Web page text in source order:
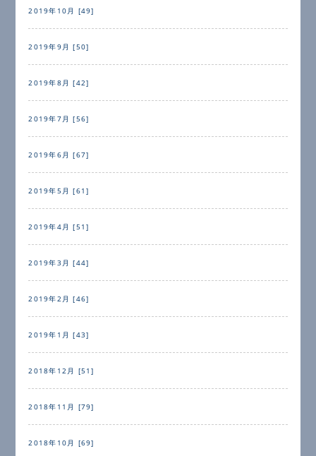
2019年10月 [49]
2019年9月 [50]
2019年8月 [42]
2019年7月 [56]
2019年6月 [67]
2019年5月 [61]
2019年4月 [51]
2019年3月 [44]
2019年2月 [46]
2019年1月 [43]
2018年12月 [51]
2018年11月 [79]
2018年10月 [69]